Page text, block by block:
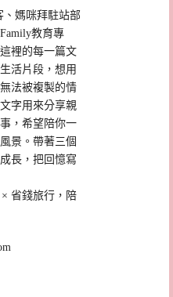
、媽咪拜駐站部
教育專
裡的每一篇文
活片段，想用
法被複製的情
字用來分享親
，希望陪你一
景。帶著三個
長，把回憶寫
省錢旅行，陪